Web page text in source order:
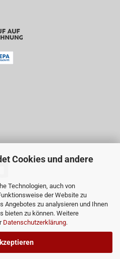
Cookies und andere
Technologien, auch von
der Website zu
Angebotes zu analysieren und Ihnen
bieten zu können. Weitere
Datenschutzerklärung.